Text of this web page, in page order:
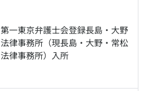
第一東京弁護士会登録長島・大野
法律事務所（現長島・大野・常松
法律事務所）入所